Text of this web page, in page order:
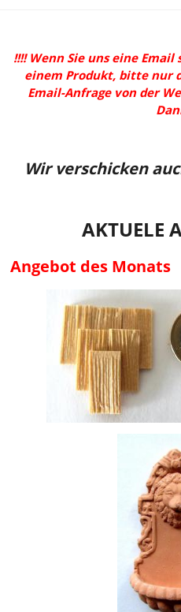
!!!! Wenn Sie uns eine
einem Produkt, bitte nur
Email-Anfrage von der
Wir verschicken
AKTUELE
Angebot des Monats